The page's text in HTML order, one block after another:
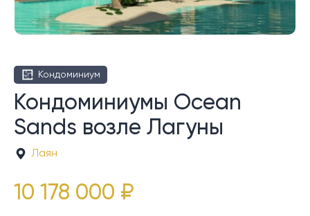
Кондоминиум
Кондоминиумы Ocean
Sands возле Лагуны
Лаян
10 178 000 ₽